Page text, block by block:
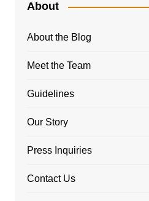
About
About the Blog
Meet the Team
Guidelines
Our Story
Press Inquiries
Contact Us